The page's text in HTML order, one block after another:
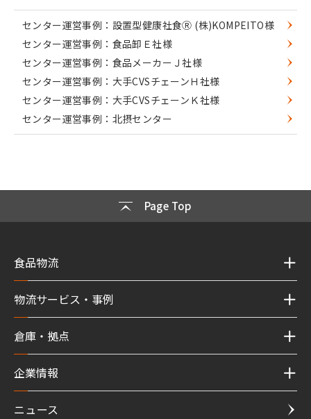
センター運営事例：設置型健康社食Ⓡ (株)KOMPEITO様
センター運営事例：食品卸Ｅ社様
センター運営事例：食品メーカーＪ社様
センター運営事例：大手CVSチェーンＨ社様
センター運営事例：大手CVSチェーンＫ社様
センター運営事例：北摂センター
Page Top
食品物流
物流サービス・事例
倉庫・拠点
企業情報
ニュース